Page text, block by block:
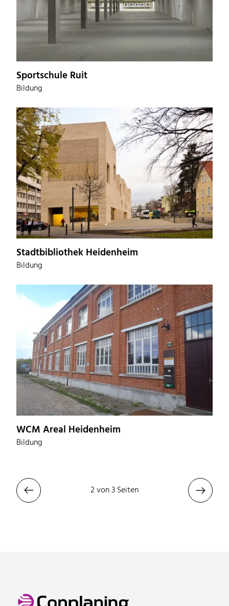
Sportschule Ruit
Bildung
Stadtbibliothek Heidenheim
Bildung
WCM Areal Heidenheim
Bildung
 2 von 3 Seiten 